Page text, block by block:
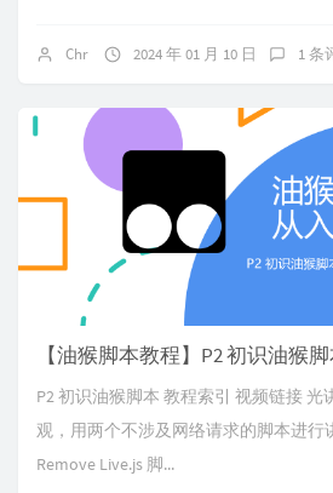
Chr 2024 年 01 月 10 日 1 条
P2 初识油猴脚本 教程索引 视频链接 光
观，用两个不涉及网络请求的脚本进行
Remove Live.js 脚...